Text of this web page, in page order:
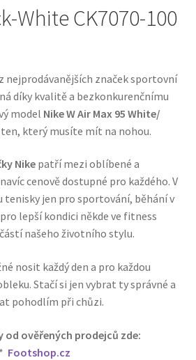
White CK7070-100
nejprodávanějších značek sportovní
díky kvalitě a bezkonkurenčnímu
model Nike W Air Max 95 White/
který musíte mít na nohou.
Nikepatří mezi oblíbené a
cenově dostupné pro každého. V
tenisky jen pro sportování, běhání v
lepší kondici někde ve fitness
našeho životního stylu.
nosit každý den a pro každou
Stačí si jen vybrat ty správné a
pohodlím při chůzi.
od ověřených prodejců zde:
* Footshop.cz